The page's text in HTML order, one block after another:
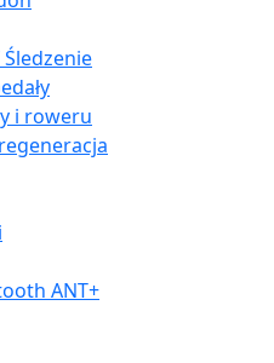
i roweru
ANT+